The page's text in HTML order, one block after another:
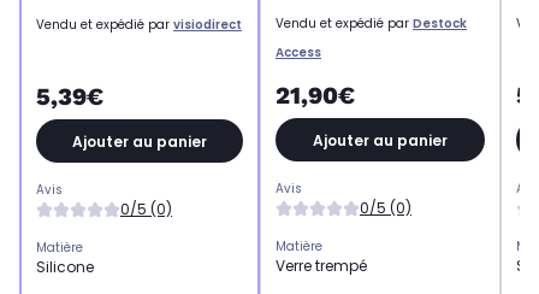
Vendu et expédié par visiodirect
5,39€
Ajouter au panier
Avis
0/5 (0)
Matière
Silicone
Vendu et expédié par Destock
Access
21,90€
Ajouter au panier
Avis
0/5 (0)
Matière
Verre trempé